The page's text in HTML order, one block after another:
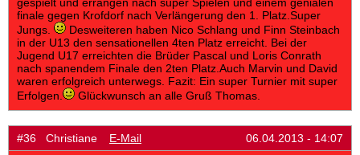
finale gegen Krofdorf nach Verlängerung den 1. Platz.Super
Jungs.
Desweiteren haben Nico Schlang und Finn Steinbach
in der U13 den sensationellen 4ten Platz erreicht. Bei der
Jugend U17 erreichten die Brüder Pascal und Loris Conrath
nach spanendem Finale den 2ten Platz.Auch Marvin und David
waren erfolgreich unterwegs. Fazit: Ein super Turnier mit super
Erfolgen.
Glückwunsch an alle Gruß Thomas.
#36 Christiane E-Mail 06.04.2013 - 14:07